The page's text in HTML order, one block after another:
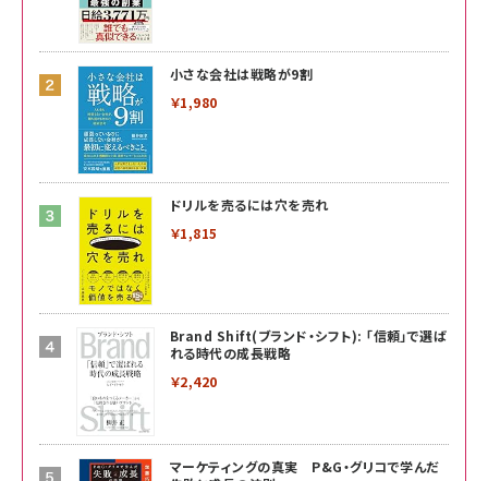
小さな会社は戦略が9割
￥1,980
ドリルを売るには穴を売れ
￥1,815
Brand Shift(ブランド・シフト): 「信頼」で選ば
れる時代の成長戦略
￥2,420
マーケティングの真実 P&G・グリコで学んだ